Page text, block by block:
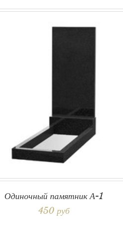
Одиночный памятник А-1
450 руб